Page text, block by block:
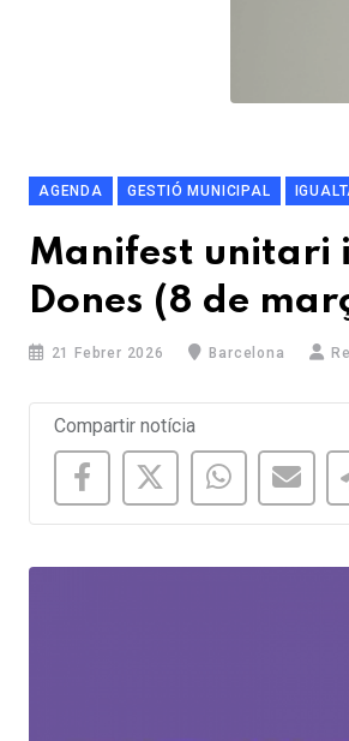
AGENDA GESTIÓ MUNICIPAL
Manifest unitari
Dones (8 de
21 Febrer 2026 Barcelona
Compartir notícia